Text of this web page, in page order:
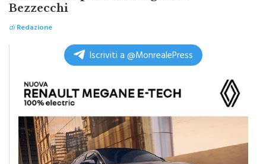
diRedazione
Iscriviti a @MonrealePress